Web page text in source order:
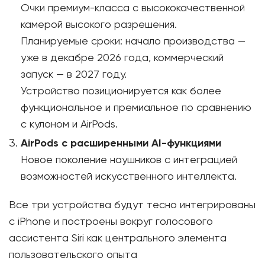
Очки премиум-класса с высококачественной
камерой высокого разрешения.
Планируемые сроки: начало производства —
уже в декабре 2026 года, коммерческий
запуск — в 2027 году.
Устройство позиционируется как более
функциональное и премиальное по сравнению
с кулоном и AirPods.
AirPods с расширенными AI-функциями
Новое поколение наушников с интеграцией
возможностей искусственного интеллекта.
Все три устройства будут тесно интегрированы
с iPhone и построены вокруг голосового
ассистента Siri как центрального элемента
пользовательского опыта